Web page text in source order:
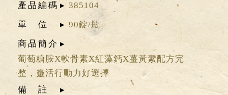
產品編碼
385104
單位
90錠/瓶
商品簡介
葡萄糖胺X軟骨素X紅藻鈣X薑黃素配方完
整，靈活行動力好選擇
備註